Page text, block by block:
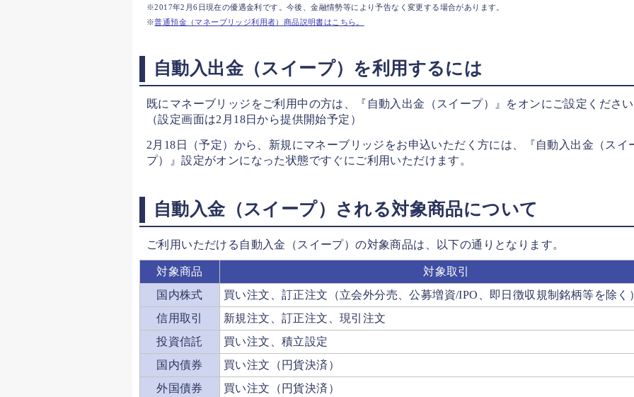
2017年2月6日現在の優遇金利です。今後、金融情勢等により予告なく変更する場合があります。
普通預金（マネーブリッジ利用者）商品説明書はこちら。
自動入出金（スイープ）を利用するには
既にマネーブリッジをご利用中の方は、『自動入出金（スイープ）』をオンにご設定くださ
（設定画面は2月18日から提供開始予定）
2月18日（予定）から、新規にマネーブリッジをお申込いただく方には、『自動入出金（スイ
プ）』設定がオンになった状態ですぐにご利用いただけます。
自動入金（スイープ）される対象商品について
ご利用いただける自動入金（スイープ）の対象商品は、以下の通りとなります。
対象商品
対象取引
国内株式
買い注文、訂正注文（立会外分売、公募増資/IPO、即日徴収規制銘柄等を除く
信用取引
新規注文、訂正注文、現引注文
投資信託
買い注文、積立設定
国内債券
買い注文（円貨決済）
外国債券
買い注文（円貨決済）